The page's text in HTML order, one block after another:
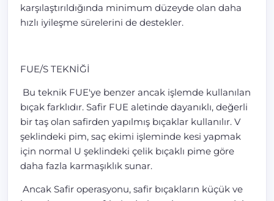
karşılaştırıldığında minimum düzeyde olan daha
hızlı iyileşme sürelerini de destekler.
FUE/S TEKNİĞİ
Bu teknik FUE'ye benzer ancak işlemde kullanılan
bıçak farklıdır. Safir FUE aletinde dayanıklı, değerli
bir taş olan safirden yapılmış bıçaklar kullanılır. V
şeklindeki pim, saç ekimi işleminde kesi yapmak
için normal U şeklindeki çelik bıçaklı pime göre
daha fazla karmaşıklık sunar.
Ancak Safir operasyonu, safir bıçakların küçük ve